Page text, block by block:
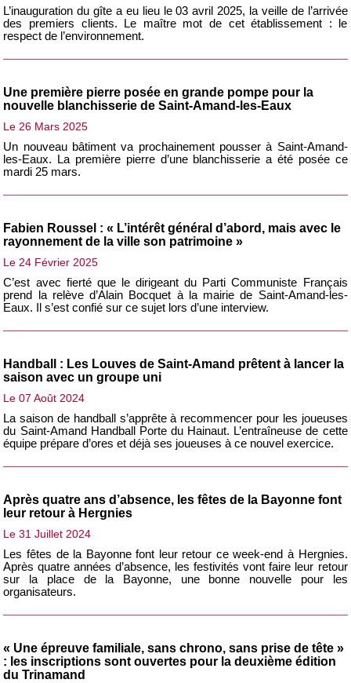
L’inauguration du gîte a eu lieu le 03 avril 2025, la veille de l’arrivée
des premiers clients. Le maître mot de cet établissement : le
respect de l’environnement.
Une première pierre posée en grande pompe pour la
nouvelle blanchisserie de Saint-Amand-les-Eaux
Le 26 Mars 2025
Un nouveau bâtiment va prochainement pousser à Saint-Amand-
les-Eaux. La première pierre d’une blanchisserie a été posée ce
mardi 25 mars.
Fabien Roussel : « L’intérêt général d’abord, mais avec le
rayonnement de la ville son patrimoine »
Le 24 Février 2025
C’est avec fierté que le dirigeant du Parti Communiste Français
prend la relève d’Alain Bocquet à la mairie de Saint-Amand-les-
Eaux. Il s’est confié sur ce sujet lors d’une interview.
Handball : Les Louves de Saint-Amand prêtent à lancer la
saison avec un groupe uni
Le 07 Août 2024
La saison de handball s’apprête à recommencer pour les joueuses
du Saint-Amand Handball Porte du Hainaut. L’entraîneuse de cette
équipe prépare d’ores et déjà ses joueuses à ce nouvel exercice.
Après quatre ans d’absence, les fêtes de la Bayonne font
leur retour à Hergnies
Le 31 Juillet 2024
Les fêtes de la Bayonne font leur retour ce week-end à Hergnies.
Après quatre années d’absence, les festivités vont faire leur retour
sur la place de la Bayonne, une bonne nouvelle pour les
organisateurs.
« Une épreuve familiale, sans chrono, sans prise de tête »
: les inscriptions sont ouvertes pour la deuxième édition
du Trinamand